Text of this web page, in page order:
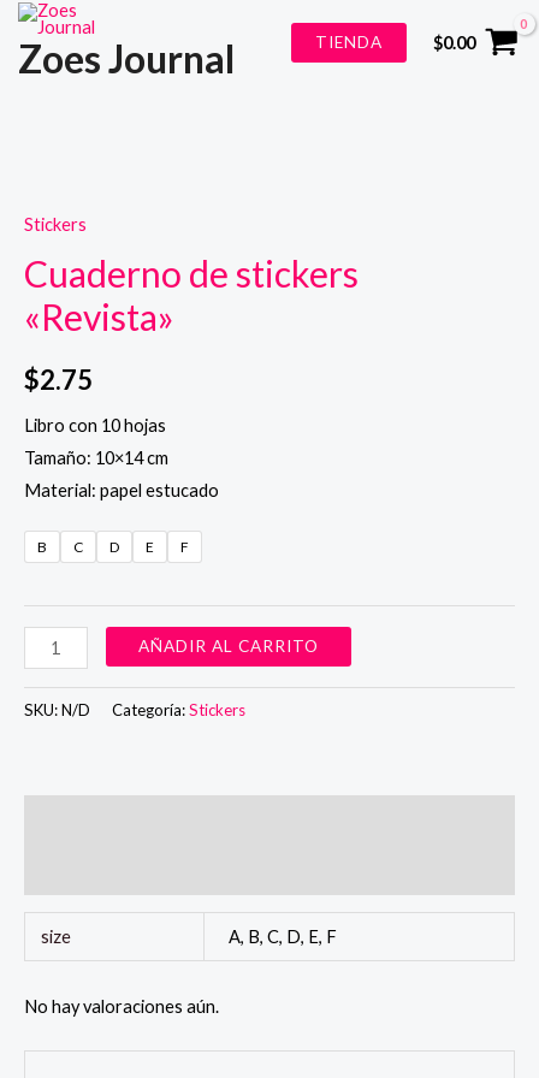
contenido
Zoes Journal TIENDA $0.00
Stickers
Cuaderno de stickers
«Revista»
$2.75
Libro con 10 hojas
Tamaño: 10×14 cm
Material: papel estucado
B C D E F
Cuaderno
de
stickers
AÑADIR AL CARRITO
SKU:N/D Categoría:Stickers
size A, B, C, D, E, F
No hay valoraciones aún.